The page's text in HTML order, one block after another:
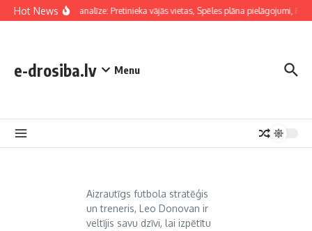
Skip to content
Hot NewsTaktiskā analīze: Pretinieka vājās vietas, Spēles plāna pielāgojumi,
e-drosiba.lv Menu
Aizrautīgs futbola stratēģis
un treneris, Leo Donovan ir
veltījis savu dzīvi, lai izpētītu